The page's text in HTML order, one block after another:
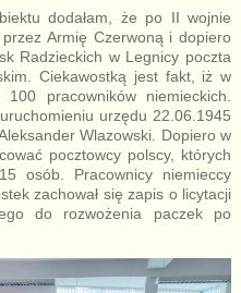
dodałam, że po II wojnie
Armię Czerwoną i dopiero
Radzieckich w Legnicy poczta
Ciekawostką jest fakt, iż w
pracowników niemieckich.
urzędu 22.06.1945
Wlazowski. Dopiero w
pocztowcy polscy, których
osób. Pracownicy niemieccy
zachował się zapis o licytacji
do rozwożenia paczek po